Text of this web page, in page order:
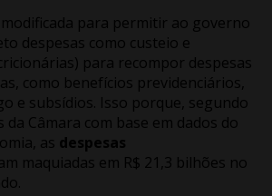
para permitir ao governo
despesas como custeio e
para recompor despesas
como benefícios previdenciários,
e subsídios. Isso porque, segundo
da Câmara com base em dados do
as despesas
maquiadas em R$ 21,3 bilhões no